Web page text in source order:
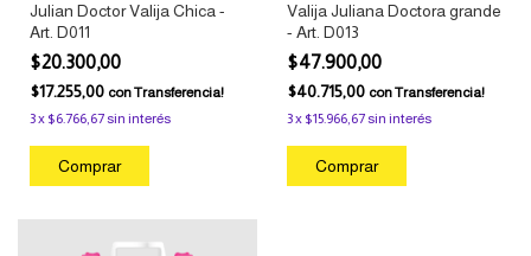
Julian Doctor Valija Chica -
Art. D011
$20.300,00
$17.255,00 conTransferencia!
3x $6.766,67sin interés
Valija Juliana Doctora grande
- Art. D013
$47.900,00
$40.715,00 conTransferencia!
3x $15.966,67sin interés